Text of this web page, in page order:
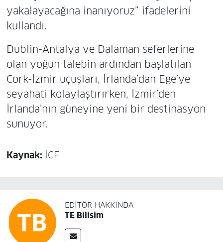
yakalayacağına inanıyoruz” ifadelerini
kullandı.
Dublin-Antalya ve Dalaman seferlerine
olan yoğun talebin ardından başlatılan
Cork-İzmir uçuşları, İrlanda’dan Ege’ye
seyahati kolaylaştırırken, İzmir’den
İrlanda’nın güneyine yeni bir destinasyon
sunuyor.
Kaynak: İGF
EDITÖR HAKKINDA
TE Bilisim